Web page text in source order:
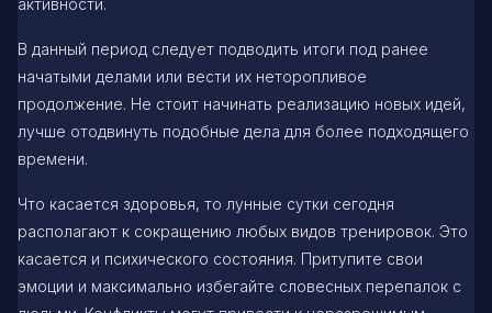
активности.
В данный период следует подводить итоги под ранее
начатыми делами или вести их неторопливое
продолжение. Не стоит начинать реализацию новых идей,
лучше отодвинуть подобные дела для более подходящего
времени.
Что касается здоровья, то лунные сутки сегодня
располагают к сокращению любых видов тренировок. Это
касается и психического состояния. Притупите свои
эмоции и максимально избегайте словесных перепалок с